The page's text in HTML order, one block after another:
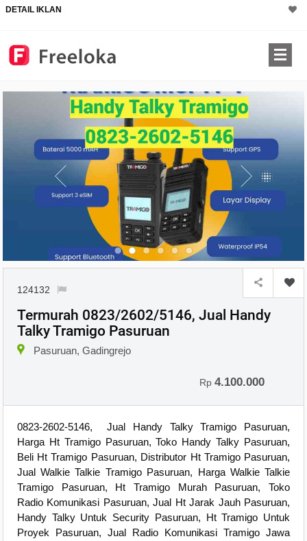
DETAIL IKLAN
124132
Termurah 0823/2602/5146, Jual Handy
Talky Tramigo Pasuruan
Pasuruan, Gadingrejo
Rp4.100.000
0823-2602-5146, Jual Handy Talky Tramigo Pasuruan,
Harga Ht Tramigo Pasuruan, Toko Handy Talky Pasuruan,
Beli Ht Tramigo Pasuruan, Distributor Ht Tramigo Pasuruan,
Jual Walkie Talkie Tramigo Pasuruan, Harga Walkie Talkie
Tramigo Pasuruan, Ht Tramigo Murah Pasuruan, Toko
Radio Komunikasi Pasuruan, Jual Ht Jarak Jauh Pasuruan,
Handy Talky Untuk Security Pasuruan, Ht Tramigo Untuk
Proyek Pasuruan, Jual Radio Komunikasi Tramigo Jawa